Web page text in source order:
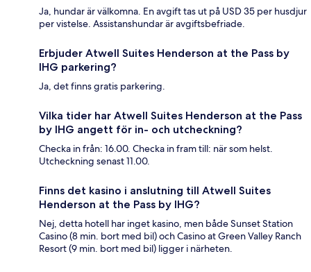
Ja, hundar är välkomna. En avgift tas ut på USD 35 per husdjur
per vistelse. Assistanshundar är avgiftsbefriade.
Erbjuder Atwell Suites Henderson at the Pass by
IHG parkering?
Ja, det finns gratis parkering.
Vilka tider har Atwell Suites Henderson at the Pass
by IHG angett för in- och utcheckning?
Checka in från: 16.00. Checka in fram till: när som helst.
Utcheckning senast 11.00.
Finns det kasino i anslutning till Atwell Suites
Henderson at the Pass by IHG?
Nej, detta hotell har inget kasino, men både Sunset Station
Casino (8 min. bort med bil) och Casino at Green Valley Ranch
Resort (9 min. bort med bil) ligger i närheten.